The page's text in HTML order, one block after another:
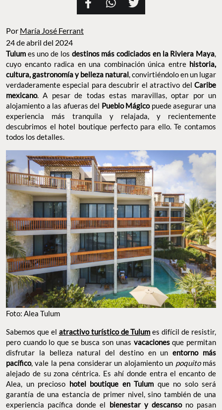
Por María José Ferrant
24 de abril del 2024
Tulum es uno de los destinos más codiciados en la Riviera Maya,
cuyo encanto radica en una combinación única entre historia,
cultura, gastronomía y belleza natural, convirtiéndolo en un lugar
verdaderamente especial para descubrir el atractivo del Caribe
mexicano. A pesar de todas estas maravillas, optar por un
alojamiento a las afueras del Pueblo Mágicopuede asegurar una
experiencia más tranquila y relajada, y recientemente
descubrimos el hotel boutique perfecto para ello. Te contamos
todos los detalles.
Foto: Alea Tulum
Sabemos que el atractivo turístico de Tulum es difícil de resistir,
pero cuando lo que se busca son unas vacacionesque permitan
disfrutar la belleza natural del destino en unentorno más
pacífico, vale la pena considerar un alojamiento un poquitomás
alejado de su zona céntrica. Es ahí donde entra el encanto de
Alea, un precioso hotel boutique en Tulum que no solo será
garantía de una estancia de primer nivel, sino también de una
experiencia pacífica donde el bienestar y descansono pasan